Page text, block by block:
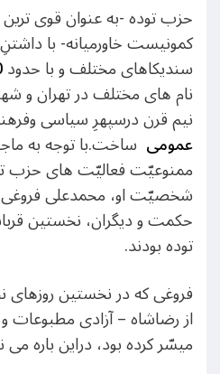
حزب توده -به عنوان قوی
کمونیست خاورمیانه- با
سندیکاهای مختلف و با حدود
نام های مختلف در تهران و
نیم قرن درسپهرِ سیاسی
عمومی ساخت.با توجه به
ممنوعیّت فعالیّت های حزب
شخصیّت او، محمدعلی
حکمت و دیگران، نخستین
توده بودند.
فروغی که در نخستین
از رضاشاه – آزادی مطبوعات
میسّر کرده بود، دراین باره